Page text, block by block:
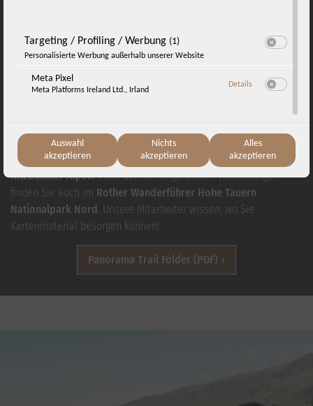
Orientierung
Für Ihren Wanderurlaub bei uns empfehlen wir die Wanderkarten
Kompass Venedigergruppe Oberpinzgau
und
Kompass
Kitzbüheler Alpen. Viele der hier angeführten Wanderungen
finden Sie auch im Rother Wanderführer Hohe Tauern
Nationalpark Nord. Unsere Mitarbeiter wissen, wo Sie
Kartenmaterial besorgen können!
Panorama Trail Folder (PDF)
Targeting / Profiling / Werbung (1)
Personalisierte Werbung außerhalb unserer Website
Meta Pixel
Meta Platforms Ireland Ltd., Irland
Details zu Meta Pixel
Auswahl
akzeptieren
Nichts
akzeptieren
Alles
akzeptieren